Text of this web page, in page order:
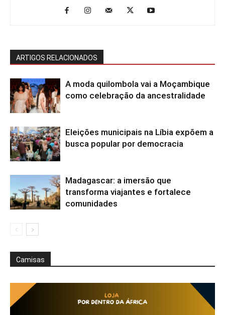
ARTIGOS RELACIONADOS
A moda quilombola vai a Moçambique
como celebração da ancestralidade
Eleições municipais na Líbia expõem a
busca popular por democracia
Madagascar: a imersão que
transforma viajantes e fortalece
comunidades
Camisas